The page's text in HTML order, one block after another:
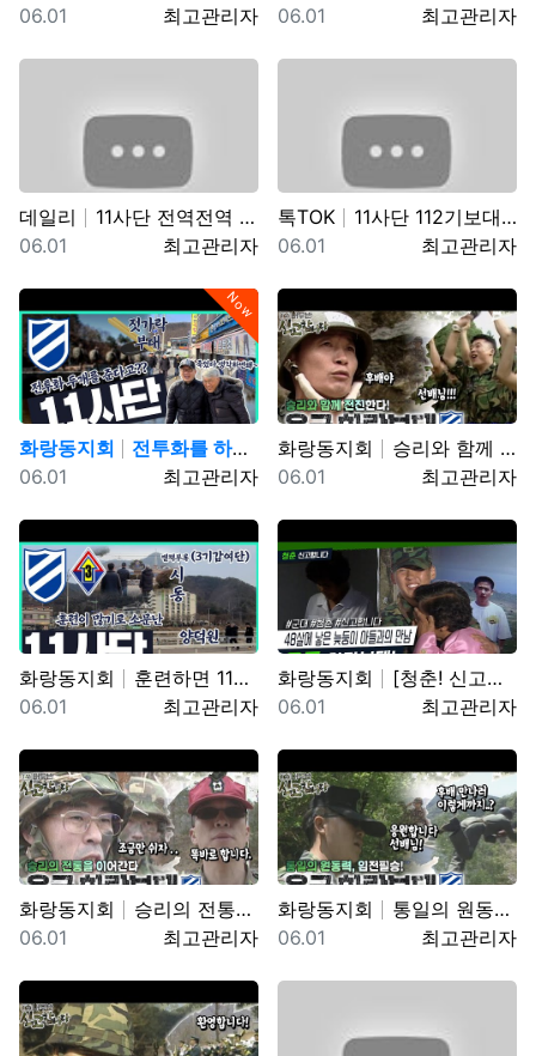
등록자
최고관리자
등록일
06.01
등록자
최고관리자
등록일
06.01
데일리
11사단 전역전역 사장님 카페 바리깡스타
등록자
최고관리자
등록일
06.01
톡TOK
11사단 112기보대대 김상병 곰신편 20230519 …
등록자
최고관리자
등록일
06.01
Now
화랑동지회
전투화를 하나 더 준다는 썰(?) 11사단, 젓가락 부…
등록자
최고관리자
등록일
06.01
화랑동지회
승리와 함께 전진한다! 육군 화랑부대???? [TV내무…
등록자
최고관리자
등록일
06.01
화랑동지회
훈련하면 11사단! 양덕원,시동(feat.3기갑여단)
등록자
최고관리자
등록일
06.01
화랑동지회
[청춘! 신고합니다] 48살에 낳은 늦둥이 아들과의 만…
등록자
최고관리자
등록일
06.01
화랑동지회
승리의 전통을 이어간다! 육군 화랑부대???? [TV내…
등록자
최고관리자
등록일
06.01
화랑동지회
통일의 원동력, 임전필승! 육군 화랑부대???? [TV…
등록자
최고관리자
등록일
06.01